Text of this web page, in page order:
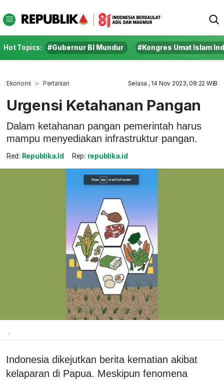
Hot Topics: #Gubernur BI Mundur #Kongres Umat Islam
Ekonomi Pertanian Selasa , 14 Nov 2023, 08:22 WIB
Urgensi Ketahanan Pangan
Dalam ketahanan pangan pemerintah harus
mampu menyediakan infrastruktur pangan.
Red: Republika.id Rep: republika.id
.
Indonesia dikejutkan berita kematian akibat
kelaparan di Papua. Meskipun fenomena